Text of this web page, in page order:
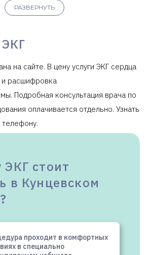
30 6050
справку дляналогового
вычета.
РАЗВЕРНУТЬ
на сайте. В цену услуги ЭКГ сердца
и расшифровка
Подробная консультация врача по
оплачивается отдельно. Узнать
ЭКГ стоит
в Кунцевском
проходит в комфортных
в специально